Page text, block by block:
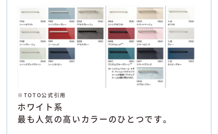
※TOTO公式引用
ホワイト系
最も人気の高いカラーのひとつです。